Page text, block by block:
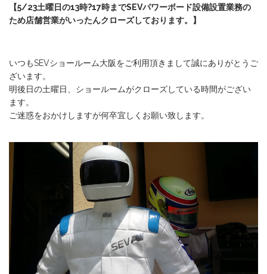
【5/23土曜日の13時?17時までSEVパワーボード設備設置業務の
ため店舗営業がいったんクローズしております。】
いつもSEVショールーム大阪をご利用頂きまして誠にありがとうご
ざいます。
明後日の土曜日、ショールームがクローズしている時間がござい
ます。
ご迷惑をおかけしますが何卒宜しくお願い致します。